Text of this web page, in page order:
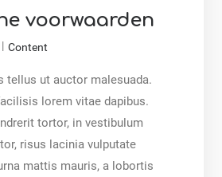
voorwaarden
| Content
tellus ut auctor malesuada.
lorem vitae dapibus.
tortor, in vestibulum
risus lacinia vulputate
mattis mauris, a lobortis